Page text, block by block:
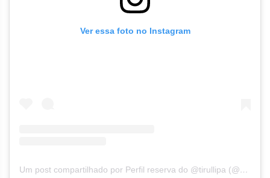
Ver essa foto no Instagram
Um post compartilhado por Perfil reserva do @tirullipa (@circodotiru)